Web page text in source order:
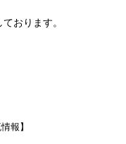
おります。
報】